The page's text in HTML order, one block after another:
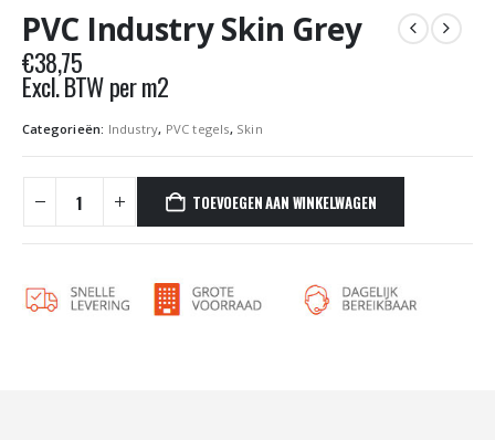
PVC Industry Skin Grey
€38,75
Excl. BTW per m2
Categorieën: Industry, PVC tegels, Skin
TOEVOEGEN AAN WINKELWAGEN